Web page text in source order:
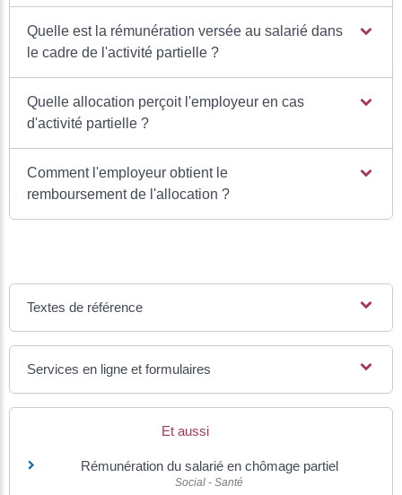
Quelle est la rémunération versée au salarié dans
le cadre de l'activité partielle ?
Quelle allocation perçoit l'employeur en cas
d'activité partielle ?
Comment l'employeur obtient le
remboursement de l'allocation ?
Textes de référence
Services en ligne et formulaires
Et aussi
Rémunération du salarié en chômage partiel
Social - Santé